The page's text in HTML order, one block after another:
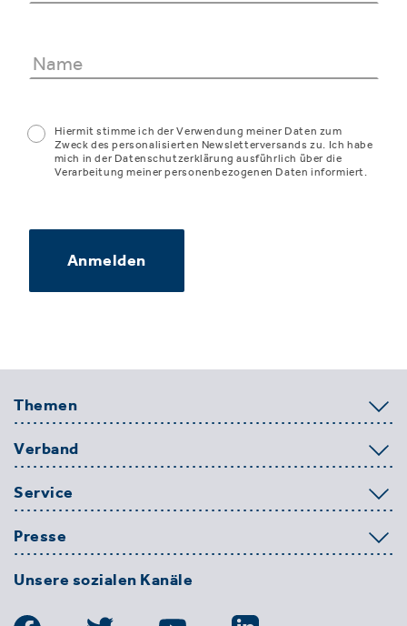
Hiermit stimme ich der Verwendung meiner Daten zum
Zweck des personalisierten Newsletterversands zu. Ich habe
mich in der Datenschutzerklärung ausführlich über die
Verarbeitung meiner personenbezogenen Daten informiert.
Anmelden
Themen
Verband
Service
Presse
Unsere sozialen Kanäle